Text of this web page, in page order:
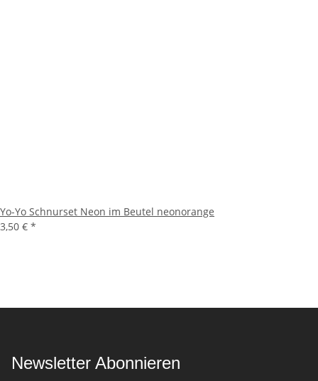
Yo-Yo Schnurset Neon im Beutel neonorange
3,50 € *
Newsletter Abonnieren